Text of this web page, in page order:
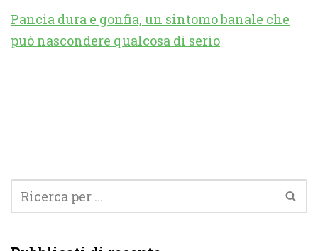
Pancia dura e gonfia, un sintomo banale che
può nascondere qualcosa di serio